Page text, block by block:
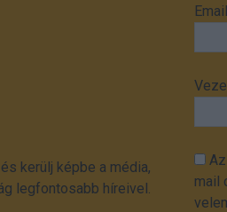
kerülj képbe a média,
legfontosabb híreivel.
mail